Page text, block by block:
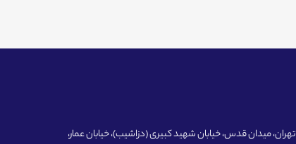
تهران، میدان قدس، خیابان شهید کبیری (دزاشیب)، خیابان عمار،